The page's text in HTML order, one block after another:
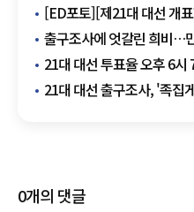
[ED포토][제21대 대선 개
개표사무원
출구조사에 엇갈린 희비…
제3지대 '표정관리'
21대 대선 투표율 오후 6
19대보다 높아
21대 대선 출구조사, '족
0개의 댓글